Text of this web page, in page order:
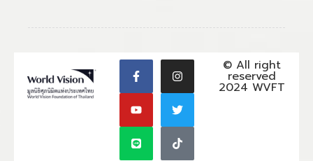
© All right
reserved
2024 WVFT